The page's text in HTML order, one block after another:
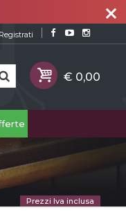
close
Prezzi Iva inclusa